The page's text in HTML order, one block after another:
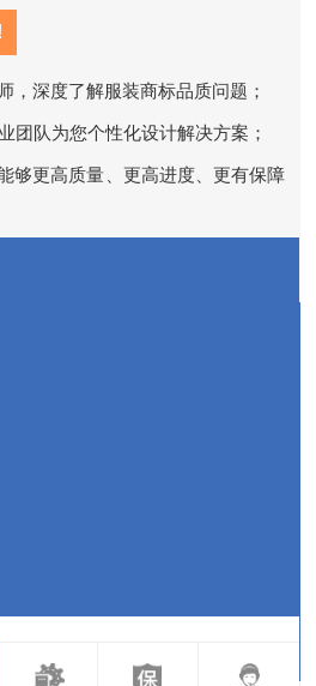
，深度了解服装商标品质问题；
团队为您个性化设计解决方案；
够更高质量、更高进度、更有保障